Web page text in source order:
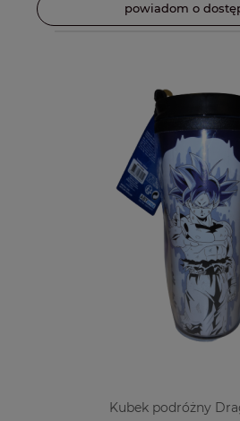
powiadom o
Kubek podróżny